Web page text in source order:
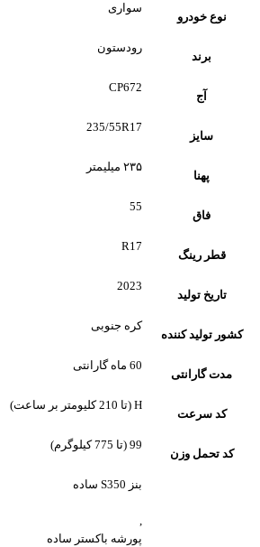
نوع خودرو
سواری
برند
رودستون
آج
CP672
سایز
235/55R17
پهنا
۲۳۵ میلیمتر
فاق
55
قطر رینگ
R17
تاریخ تولید
2023
کشور تولید کننده
کره جنوبی
مدت گارانتی
60 ماه گارانتی
کد سرعت
H (تا 210 کلیومتر بر ساعت)
کد تحمل وزن
99 (تا 775 کیلوگرم)
بنز S350 ساده
,
پورشه باکستر ساده